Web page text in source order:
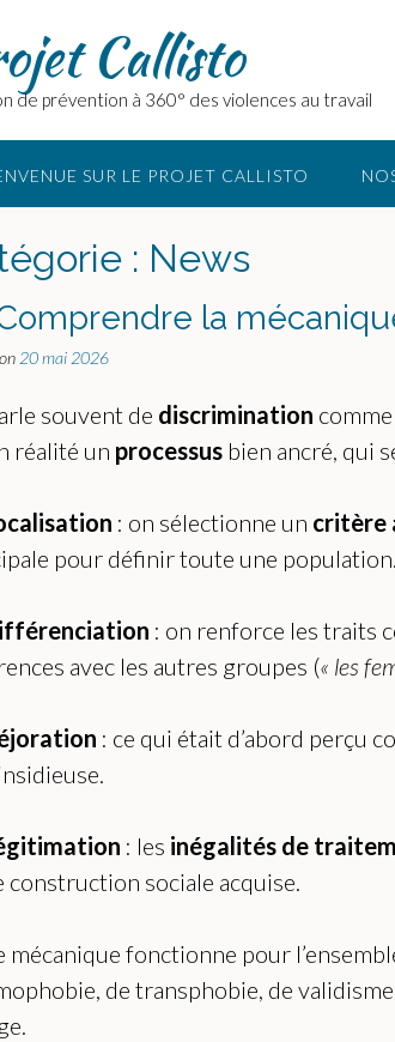
Callisto
de prévention à 360° des violences au travail
SUR LE PROJET CALLISTO
: News
la
20 mai 2026
souvent de discrimination
réalité un processus bien ancré, qui
: on sélectionne un critère
pour définir toute une population.
: on renforce les traits
avec les autres groupes (« les
: ce qui était d’abord perçu
: les inégalités de
construction sociale acquise.
mécanique fonctionne pour
de transphobie, de